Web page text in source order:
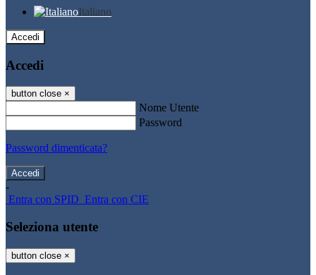
Italiano
Accedi
Accedi
button close ×
Nome Utente
Password
Password dimenticata?
-
Entra con SPID Entra con CIE
Seleziona utente
button close ×